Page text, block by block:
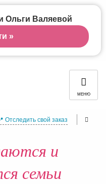
МЕНЮ
Отследить свой заказ
и
семьи
Ольги Валяевой
»